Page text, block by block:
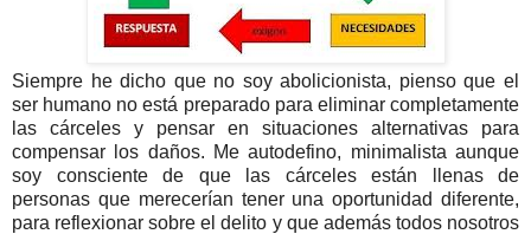
Siempre he dicho que no soy abolicionista, pienso que el
ser humano no está preparado para eliminar completamente
las cárceles y pensar en situaciones alternativas para
compensar los daños. Me autodefino, minimalista aunque
soy consciente de que las cárceles están llenas de
personas que merecerían tener una oportunidad diferente,
para reflexionar sobre el delito y que además todos nosotros